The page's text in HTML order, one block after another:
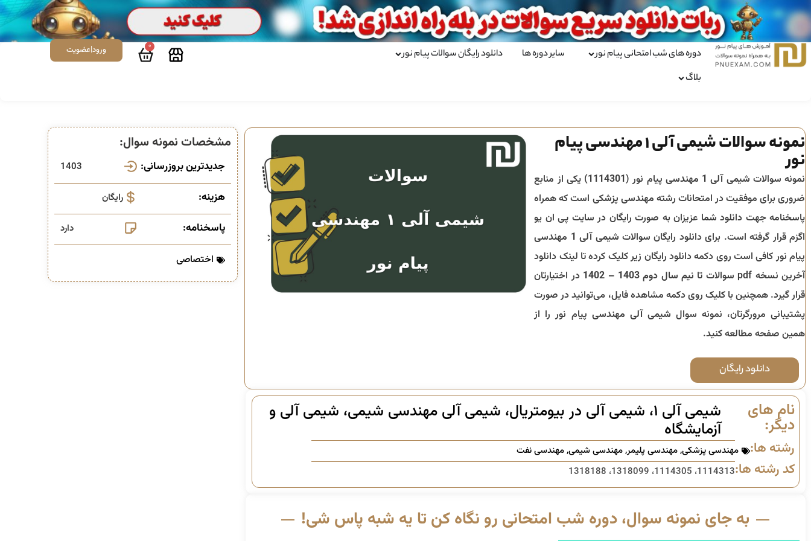
دوره های شب امتحانی پیام نور سایر دوره ها
دانلود رایگان سوالات پیام نور
بلاگ
0 ورود|عضویت
نمونه سوالات شیمی آلی ۱ مهندسی پیام
نور
نمونه سوالات شیمی آلی 1 مهندسی پیام نور (1114301) یکی از منابع
ضروری برای موفقیت در امتحانات رشته مهندسی پزشکی است که همراه
پاسخنامه جهت دانلود شما عزیزان به صورت رایگان در سایت پی ان یو
اگزم قرار گرفته است. برای دانلود رایگان سوالات شیمی آلی 1 مهندسی
پیام نور کافی است روی دکمه دانلود رایگان زیر کلیک کرده تا لینک دانلود
آخرین نسخه pdf سوالات تا
نیم سال دوم 1403 – 1402
در اختیارتان
قرار گیرد. همچنین با کلیک روی دکمه مشاهده فایل، می‌توانید در صورت
پشتیبانی مرورگرتان، نمونه سوال شیمی آلی مهندسی پیام نور را از
همین صفحه مطالعه کنید.
دانلود رایگان
مشخصات نمونه سوال:
جدیدترین بروزرسانی: 1403
هزینه: رایگان
پاسخنامه: دارد
اختصاصی
نام های
دیگر:
شیمی آلی ۱، شیمی آلی در بیومتریال، شیمی آلی مهندسی شیمی، شیمی آلی و
آزمایشگاه
رشته ها: مهندسی پزشکی,مهندسی پلیمر,مهندسی شیمی,مهندسی نفت
کد رشته ها:1114313، 1114305، 1318099، 1318188
به جای نمونه سوال، دوره شب امتحانی رو نگاه کن تا یه شبه پاس شی!